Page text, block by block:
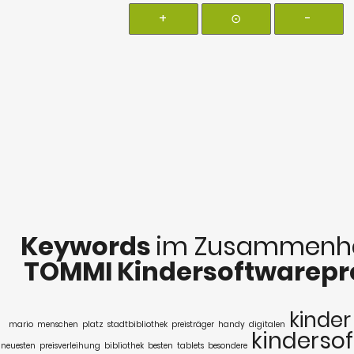
+ ⊙ -
Keywords im
TOMMI
mario menschen platz stadtbibliothek preisträger handy digitalen kinder
neuesten preisverleihung bibliothek besten tablets besondere